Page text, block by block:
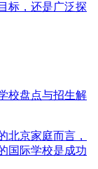
标，还是广泛探
校盘点与招生解
北京家庭而言，
国际学校是成功